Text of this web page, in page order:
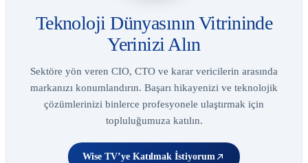
Teknoloji Dünyasının Vitrininde
Yerinizi Alın
Sektöre yön veren CIO, CTO ve karar vericilerin arasında
markanızı konumlandırın. Başarı hikayenizi ve teknolojik
çözümlerinizi binlerce profesyonele ulaştırmak için
topluluğumuza katılın.
Wise TV’ye Katılmak İstiyorum